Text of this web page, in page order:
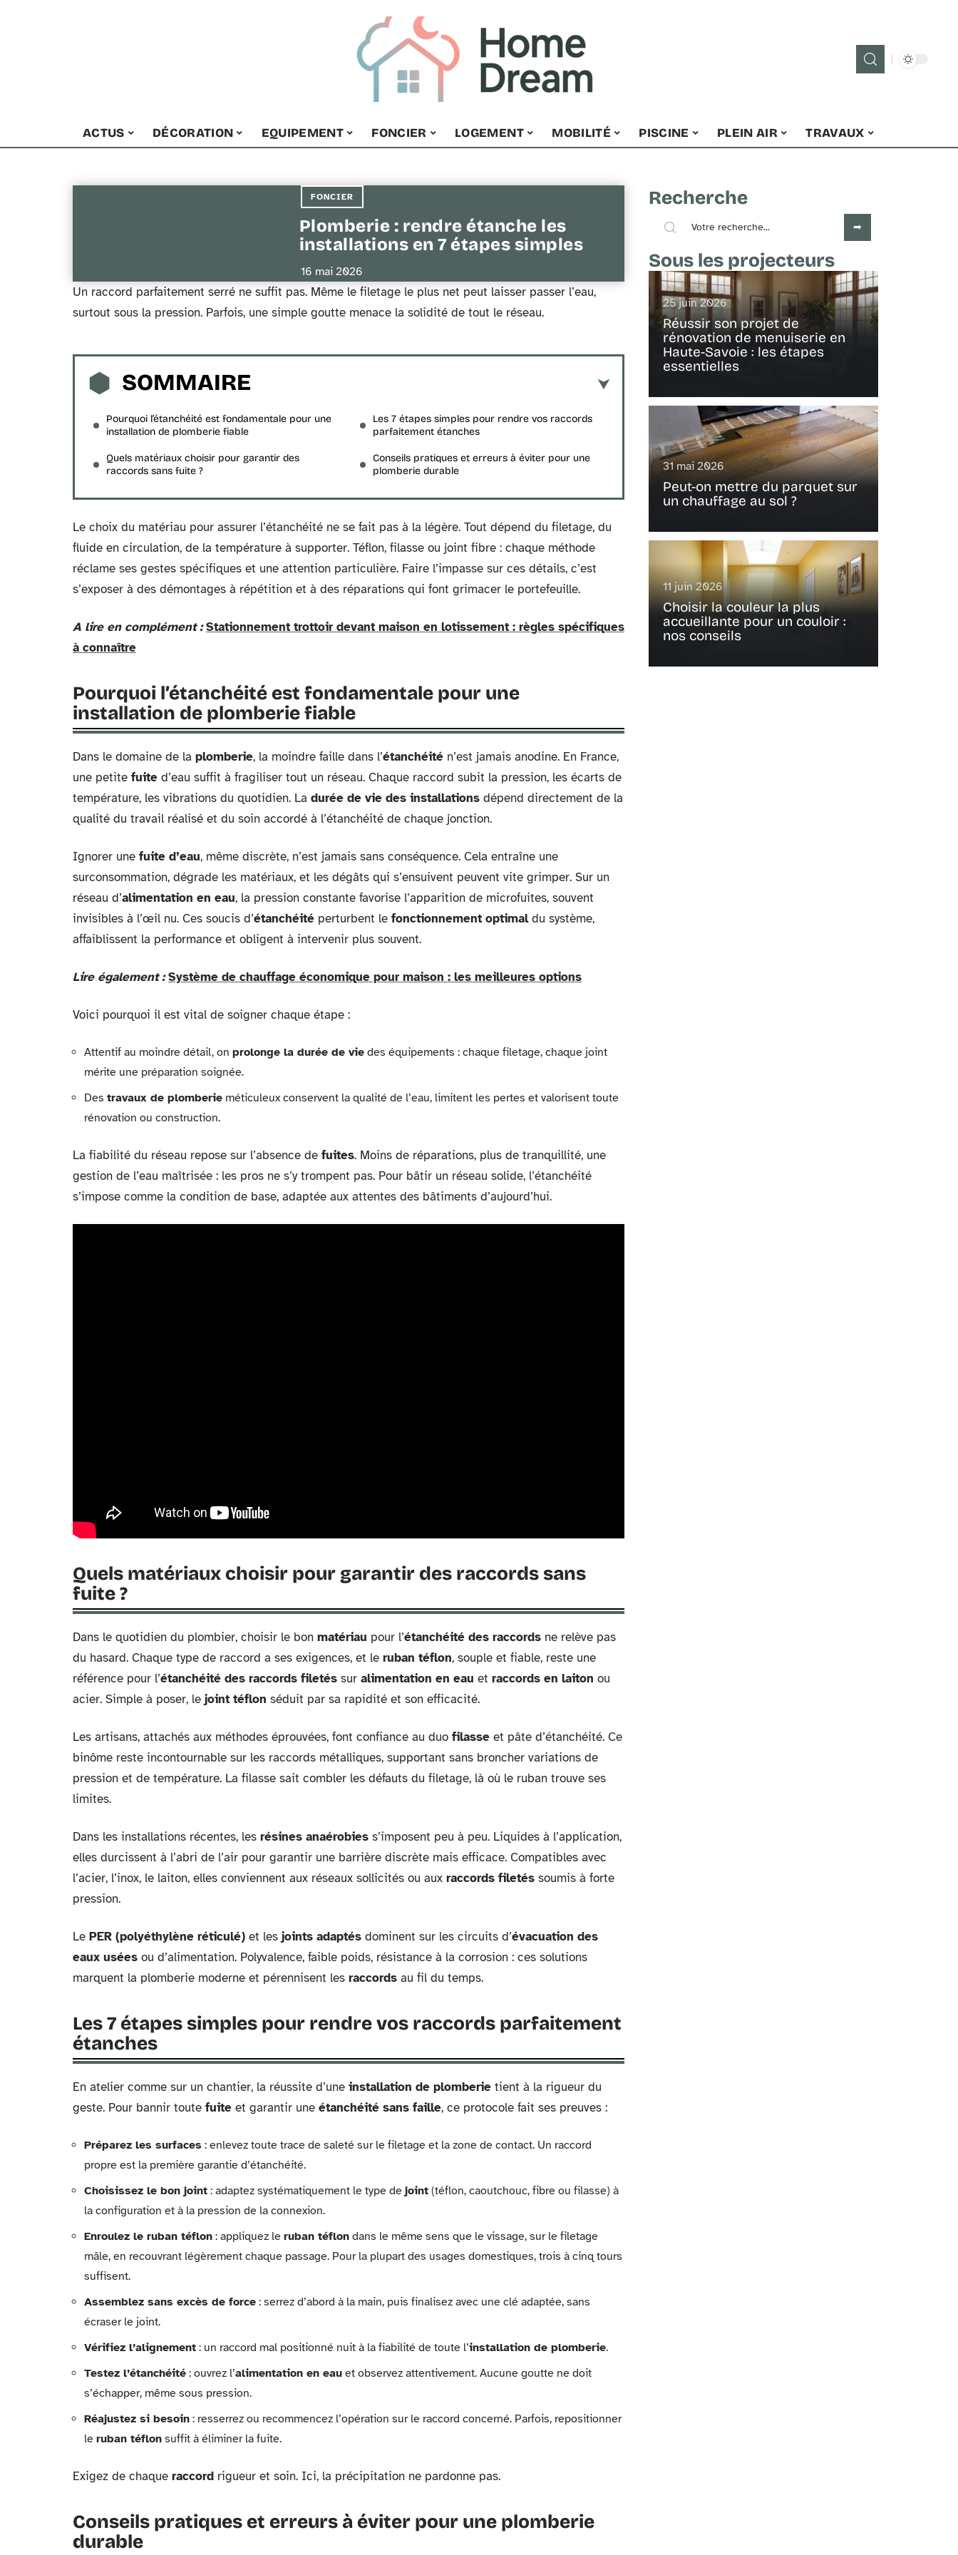
ACTUS DÉCORATION EQUIPEMENT FONCIER LOGEMENT MOBILITÉ PISCINE PLEIN AIR TRAVAUX
FONCIER
Plomberie : rendre étanche les
installations en 7 étapes simples
16 mai 2026
Un raccord parfaitement serré ne suffit pas. Même le filetage le plus net peut laisser passer l’eau,
surtout sous la pression. Parfois, une simple goutte menace la solidité de tout le réseau.
SOMMAIRE
Pourquoi l’étanchéité est fondamentale pour une
installation de plomberie fiable
Quels matériaux choisir pour garantir des
raccords sans fuite ?
Les 7 étapes simples pour rendre vos raccords
parfaitement étanches
Conseils pratiques et erreurs à éviter pour une
plomberie durable
Le choix du matériau pour assurer l’étanchéité ne se fait pas à la légère. Tout dépend du filetage, du
fluide en circulation, de la température à supporter. Téflon, filasse ou joint fibre : chaque méthode
réclame ses gestes spécifiques et une attention particulière. Faire l’impasse sur ces détails, c’est
s’exposer à des démontages à répétition et à des réparations qui font grimacer le portefeuille.
A lire en complément : Stationnement trottoir devant maison en lotissement : règles spécifiques
à connaître
Pourquoi l’étanchéité est fondamentale pour une
installation de plomberie fiable
Dans le domaine de la plomberie, la moindre faille dans l’étanchéité n’est jamais anodine. En France,
une petite fuite d’eau suffit à fragiliser tout un réseau. Chaque raccord subit la pression, les écarts de
température, les vibrations du quotidien. La durée de vie des installations dépend directement de la
qualité du travail réalisé et du soin accordé à l’étanchéité de chaque jonction.
Ignorer une fuite d’eau, même discrète, n’est jamais sans conséquence. Cela entraîne une
surconsommation, dégrade les matériaux, et les dégâts qui s’ensuivent peuvent vite grimper. Sur un
réseau d’alimentation en eau, la pression constante favorise l’apparition de microfuites, souvent
invisibles à l’œil nu. Ces soucis d’étanchéité perturbent le fonctionnement optimaldu système,
affaiblissent la performance et obligent à intervenir plus souvent.
Lire également : Système de chauffage économique pour maison : les meilleures options
Voici pourquoi il est vital de soigner chaque étape :
Attentif au moindre détail, on prolonge la durée de vie des équipements : chaque filetage, chaque joint
mérite une préparation soignée.
Des travaux de plomberie méticuleux conservent la qualité de l’eau, limitent les pertes et valorisent toute
rénovation ou construction.
La fiabilité du réseau repose sur l’absence de fuites. Moins de réparations, plus de tranquillité, une
gestion de l’eau maîtrisée : les pros ne s’y trompent pas. Pour bâtir un réseau solide, l’étanchéité
s’impose comme la condition de base, adaptée aux attentes des bâtiments d’aujourd’hui.
Quels matériaux choisir pour garantir des raccords sans
fuite ?
Dans le quotidien du plombier, choisir le bon matériau pour l’étanchéité des raccords ne relève pas
du hasard. Chaque type de raccord a ses exigences, et le ruban téflon, souple et fiable, reste une
référence pour l’étanchéité des raccords filetés sur alimentation en eau et raccords en laiton ou
acier. Simple à poser, le joint téflon séduit par sa rapidité et son efficacité.
Les artisans, attachés aux méthodes éprouvées, font confiance au duo filasse et pâte d’étanchéité. Ce
binôme reste incontournable sur les raccords métalliques, supportant sans broncher variations de
pression et de température. La filasse sait combler les défauts du filetage, là où le ruban trouve ses
limites.
Dans les installations récentes, les résines anaérobies s’imposent peu à peu. Liquides à l’application,
elles durcissent à l’abri de l’air pour garantir une barrière discrète mais efficace. Compatibles avec
l’acier, l’inox, le laiton, elles conviennent aux réseaux sollicités ou aux raccords filetés soumis à forte
pression.
Le PER (polyéthylène réticulé) et les joints adaptés dominent sur les circuits d’évacuation des
eaux usées ou d’alimentation. Polyvalence, faible poids, résistance à la corrosion : ces solutions
marquent la plomberie moderne et pérennisent les raccords au fil du temps.
Les 7 étapes simples pour rendre vos raccords parfaitement
étanches
En atelier comme sur un chantier, la réussite d’une installation de plomberie tient à la rigueur du
geste. Pour bannir toute fuite et garantir une étanchéité sans faille, ce protocole fait ses preuves :
Préparez les surfaces : enlevez toute trace de saleté sur le filetage et la zone de contact. Un raccord
propre est la première garantie d’étanchéité.
Choisissez le bon joint : adaptez systématiquement le type de joint (téflon, caoutchouc, fibre ou filasse) à
la configuration et à la pression de la connexion.
Enroulez le ruban téflon : appliquez le ruban téflon dans le même sens que le vissage, sur le filetage
mâle, en recouvrant légèrement chaque passage. Pour la plupart des usages domestiques, trois à cinq tours
suffisent.
Assemblez sans excès de force : serrez d’abord à la main, puis finalisez avec une clé adaptée, sans
écraser le joint.
Vérifiez l’alignement : un raccord mal positionné nuit à la fiabilité de toute l’installation de plomberie.
Testez l’étanchéité : ouvrez l’alimentation en eau et observez attentivement. Aucune goutte ne doit
s’échapper, même sous pression.
Réajustez si besoin : resserrez ou recommencez l’opération sur le raccord concerné. Parfois, repositionner
le ruban téflon suffit à éliminer la fuite.
Exigez de chaque raccord rigueur et soin. Ici, la précipitation ne pardonne pas.
Conseils pratiques et erreurs à éviter pour une plomberie
durable
Recherche
Sous les projecteurs
25 juin 2026
Réussir son projet de
rénovation de menuiserie en
Haute-Savoie : les étapes
essentielles
31 mai 2026
Peut-on mettre du parquet sur
un chauffage au sol ?
11 juin 2026
Choisir la couleur la plus
accueillante pour un couloir :
nos conseils